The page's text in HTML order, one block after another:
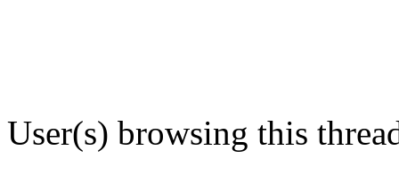
User(s) browsing this